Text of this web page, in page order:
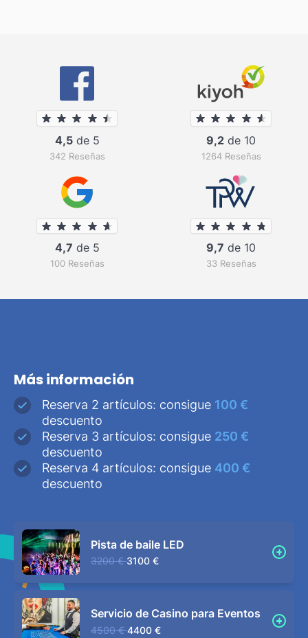
4,5de 5
342 Reseñas
9,2 de 10
1264 Reseñas
4,7 de 5
100 Reseñas
9,7 de 10
33 Reseñas
Más información
Reserva 2 artículos: consigue 100 €
descuento
Reserva 3 artículos: consigue 250 €
descuento
Reserva 4 artículos: consigue 400 €
descuento
Pista de baile LED
3200 € 3100 €
Servicio de Casino para Eventos
4500 € 4400 €